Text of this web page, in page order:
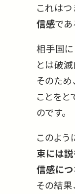
これはつ
信感であ
相手国に
とは破
そのた
ことを
のです。
このよう
束には
信感につ
その結果